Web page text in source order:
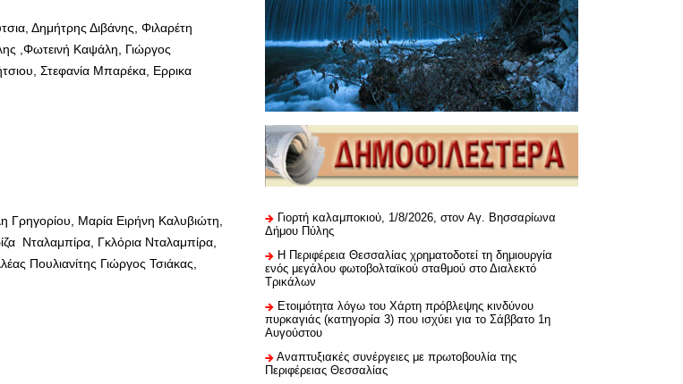
Δημήτρης Διβάνης, Φιλαρέτη
,Φωτεινή Καψάλη, Γιώργος
Στεφανία Μπαρέκα, Ερρικα
Μαρία Ειρήνη Καλυβιώτη,
Νταλαμπίρα, Γκλόρια Νταλαμπίρα,
Πουλιανίτης Γιώργος Τσιάκας,
Γιορτή καλαμποκιού, 1/8/2026, στον Αγ. Βησσαρίωνα
Δήμου Πύλης
H Περιφέρεια Θεσσαλίας χρηματοδοτεί τη δημιουργία
ενός μεγάλου φωτοβολταϊκού σταθμού στο Διαλεκτό
Τρικάλων
Ετοιμότητα λόγω του Χάρτη πρόβλεψης κινδύνου
πυρκαγιάς (κατηγορία 3) που ισχύει για το Σάββατο 1η
Αυγούστου
Αναπτυξιακές συνέργειες με πρωτοβουλία της
Περιφέρειας Θεσσαλίας